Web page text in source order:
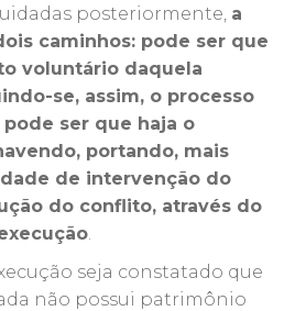
posteriormente, a
caminhos: pode ser que
voluntário daquela
se, assim, o processo
ser que haja o
portando, mais
de intervenção do
do conflito, através do
.
seja constatado que
não possui patrimônio